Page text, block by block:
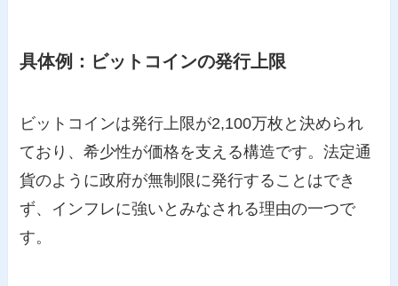
具体例：ビットコインの発行上限
ビットコインは発行上限が2,100万枚と決められ
ており、希少性が価格を支える構造です。法定通
貨のように政府が無制限に発行することはでき
ず、インフレに強いとみなされる理由の一つで
す。